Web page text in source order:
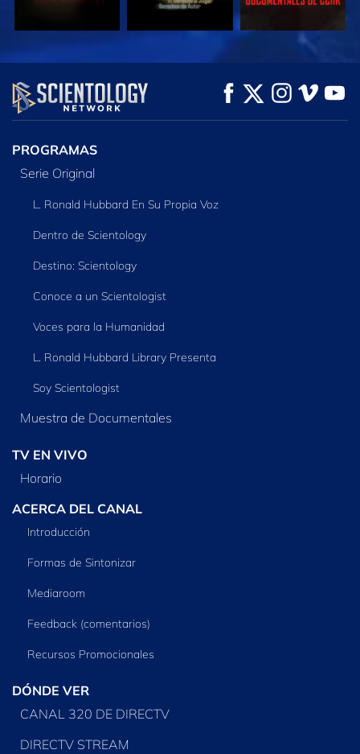
VE
EXPLORA LAS
SERIES
PROGRAMAS
Serie Original
L. Ronald Hubbard En Su Propia Voz
Dentro de Scientology
Destino: Scientology
Conoce a un Scientologist
Voces para la Humanidad
L. Ronald Hubbard Library Presenta
Soy Scientologist
Muestra de Documentales
TV EN VIVO
Horario
ACERCA DEL CANAL
Introducción
Formas de Sintonizar
Mediaroom
Feedback (comentarios)
Recursos Promocionales
DÓNDE VER
CANAL 320 DE DIRECTV
DIRECTV STREAM